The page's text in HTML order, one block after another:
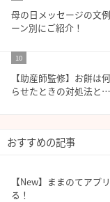
母の日メッセージの文
ーン別にご紹介！
10
【助産師監修】お餅は
らせたときの対処法と…
おすすめの記事
【New】ままのてアプ
る！